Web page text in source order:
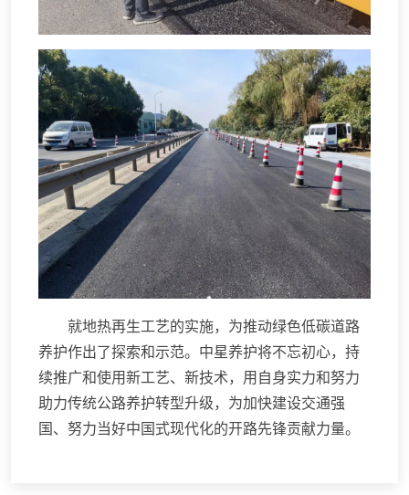
就地热再生工艺的实施，为推动绿色低碳道路
养护作出了探索和示范。中星养护将不忘初心，持
续推广和使用新工艺、新技术，用自身实力和努力
助力传统公路养护转型升级，为加快建设交通强
国、努力当好中国式现代化的开路先锋贡献力量。